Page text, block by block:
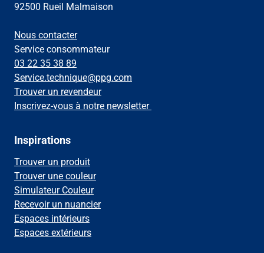
92500 Rueil Malmaison
Nous contacter
Service consommateur
03 22 35 38 89
Service.technique@ppg.com
Trouver un revendeur
Inscrivez-vous à notre newsletter
Inspirations
Trouver un produit
Trouver une couleur
Simulateur Couleur
Recevoir un nuancier
Espaces intérieurs
Espaces extérieurs